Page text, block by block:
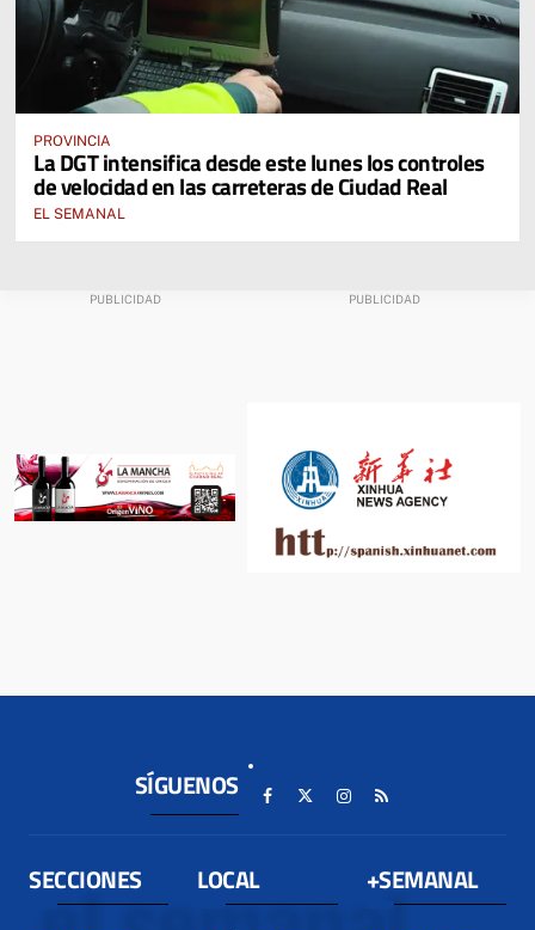
PROVINCIA
La DGT intensifica desde este lunes los controles
de velocidad en las carreteras de Ciudad Real
EL SEMANAL
SÍGUENOS
SECCIONES LOCAL +SEMANAL